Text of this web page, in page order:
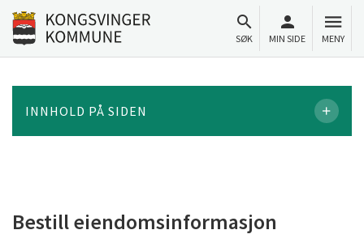
Til innhold
Gå til forsiden
SØK MIN SIDE MENY
INNHOLD PÅ SIDEN
Bestill eiendomsinformasjon